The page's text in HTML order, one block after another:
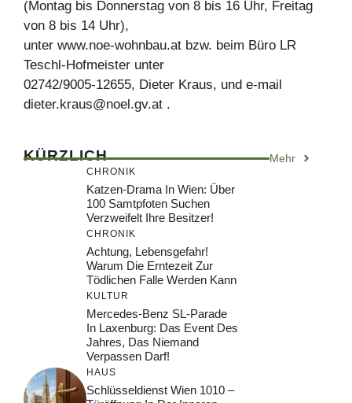
(Montag bis Donnerstag von 8 bis 16 Uhr, Freitag
von 8 bis 14 Uhr),
unter www.noe-wohnbau.at bzw. beim Büro LR
Teschl-Hofmeister unter
02742/9005-12655, Dieter Kraus, und e-mail
dieter.kraus@noel.gv.at .
KÜRZLICH Mehr
CHRONIK
Katzen-Drama In Wien: Über
100 Samtpfoten Suchen
Verzweifelt Ihre Besitzer!
CHRONIK
Achtung, Lebensgefahr!
Warum Die Erntezeit Zur
Tödlichen Falle Werden Kann
KULTUR
Mercedes-Benz SL-Parade
In Laxenburg: Das Event Des
Jahres, Das Niemand
Verpassen Darf!
HAUS
Schlüsseldienst Wien 1010 –